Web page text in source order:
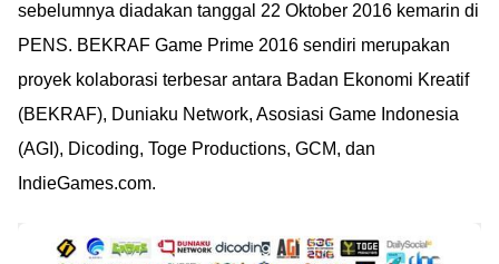
sebelumnya diadakan tanggal 22 Oktober 2016 kemarin di
PENS. BEKRAF Game Prime 2016 sendiri merupakan
proyek kolaborasi terbesar antara Badan Ekonomi Kreatif
(BEKRAF), Duniaku Network, Asosiasi Game Indonesia
(AGI), Dicoding, Toge Productions, GCM, dan
IndieGames.com.